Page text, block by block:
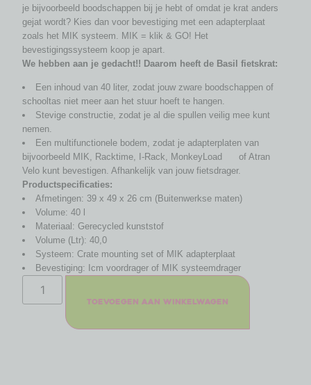
je bijvoorbeeld boodschappen bij je hebt of omdat je krat anders
gejat wordt? Kies dan voor bevestiging met een adapterplaat
zoals het MIK systeem. MIK = klik & GO! Het
bevestigingssysteem koop je apart.
We hebben aan je gedacht!! Daarom heeft de Basil fietskrat:
Een inhoud van 40 liter, zodat jouw zware boodschappen of
schooltas niet meer aan het stuur hoeft te hangen.
Stevige constructie, zodat je al die spullen veilig mee kunt
nemen.
Een multifunctionele bodem, zodat je adapterplaten van
bijvoorbeeld MIK, Racktime, I-Rack, MonkeyLoad of Atran
Velo kunt bevestigen. Afhankelijk van jouw fietsdrager.
Productspecificaties:
Afmetingen: 39 x 49 x 26 cm (Buitenwerkse maten)
Volume: 40 l
Materiaal: Gerecycled kunststof
Volume (Ltr): 40,0
Systeem: Crate mounting set of MIK adapterplaat
Bevestiging: Icm voordrager of MIK systeemdrager
Toevoegen aan winkelwagen